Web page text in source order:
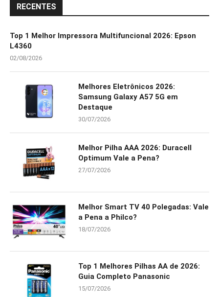
RECENTES
Top 1 Melhor Impressora Multifuncional 2026: Epson
L4360
02/08/2026
Melhores Eletrônicos 2026:
Samsung Galaxy A57 5G em
Destaque
30/07/2026
Melhor Pilha AAA 2026: Duracell
Optimum Vale a Pena?
27/07/2026
Melhor Smart TV 40 Polegadas: Vale
a Pena a Philco?
18/07/2026
Top 1 Melhores Pilhas AA de 2026:
Guia Completo Panasonic
15/07/2026